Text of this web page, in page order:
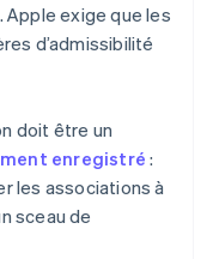
. Apple exige que les
d’admissibilité
doit être un
enregistré :
les associations à
sceau de